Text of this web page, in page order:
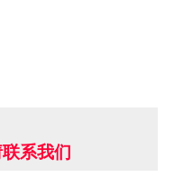
系我们